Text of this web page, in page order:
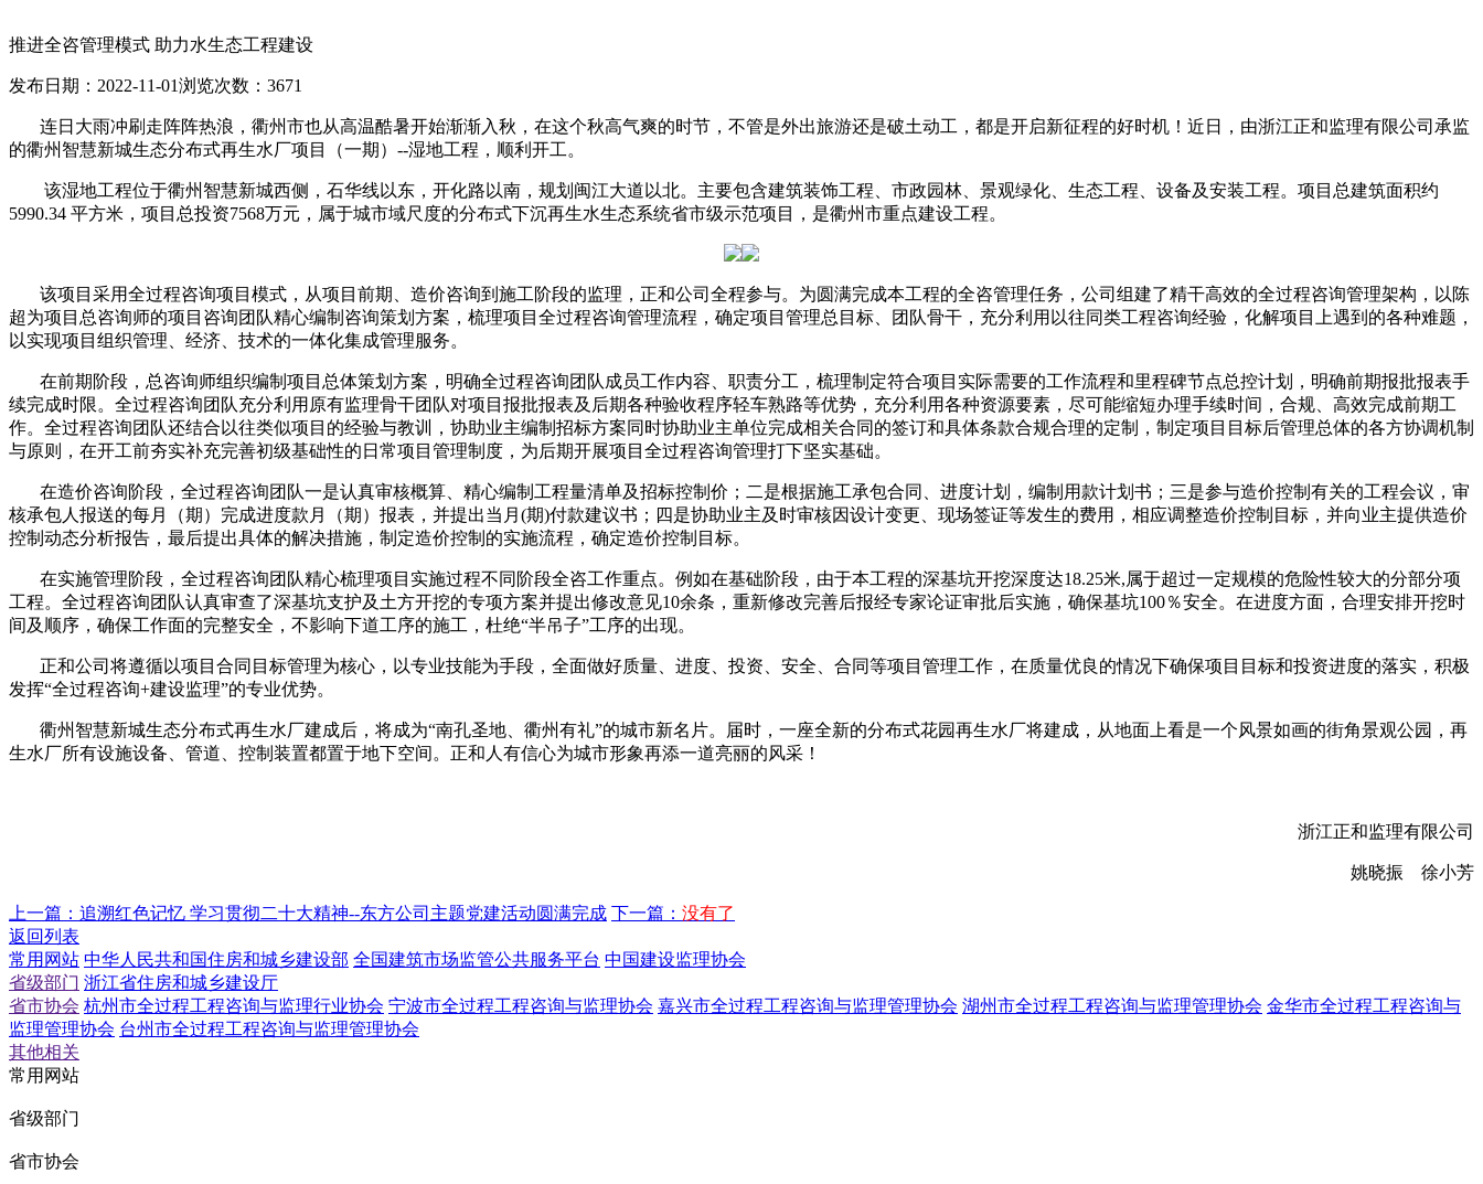
推进全咨管理模式 助力水生态工程建设
发布日期：2022-11-01浏览次数：3671
连日大雨冲刷走阵阵热浪，衢州市也从高温酷暑开始渐渐入秋，在这个秋高气爽的时节，不管是外出旅游还是破土动工，都是开启新征程的好时机！近日，由浙江正和监理有限公司承监
的衢州智慧新城生态分布式再生水厂项目（一期）--湿地工程，顺利开工。
该湿地工程位于衢州智慧新城西侧，石华线以东，开化路以南，规划闽江大道以北。主要包含建筑装饰工程、市政园林、景观绿化、生态工程、设备及安装工程。项目总建筑面积约
5990.34 平方米，项目总投资7568万元，属于城市域尺度的分布式下沉再生水生态系统省市级示范项目，是衢州市重点建设工程。
该项目采用全过程咨询项目模式，从项目前期、造价咨询到施工阶段的监理，正和公司全程参与。为圆满完成本工程的全咨管理任务，公司组建了精干高效的全过程咨询管理架构，以陈
超为项目总咨询师的项目咨询团队精心编制咨询策划方案，梳理项目全过程咨询管理流程，确定项目管理总目标、团队骨干，充分利用以往同类工程咨询经验，化解项目上遇到的各种难题，
以实现项目组织管理、经济、技术的一体化集成管理服务。
在前期阶段，总咨询师组织编制项目总体策划方案，明确全过程咨询团队成员工作内容、职责分工，梳理制定符合项目实际需要的工作流程和里程碑节点总控计划，明确前期报批报表手
续完成时限。全过程咨询团队充分利用原有监理骨干团队对项目报批报表及后期各种验收程序轻车熟路等优势，充分利用各种资源要素，尽可能缩短办理手续时间，合规、高效完成前期工
作。全过程咨询团队还结合以往类似项目的经验与教训，协助业主编制招标方案同时协助业主单位完成相关合同的签订和具体条款合规合理的定制，制定项目目标后管理总体的各方协调机制
与原则，在开工前夯实补充完善初级基础性的日常项目管理制度，为后期开展项目全过程咨询管理打下坚实基础。
在造价咨询阶段，全过程咨询团队一是认真审核概算、精心编制工程量清单及招标控制价；二是根据施工承包合同、进度计划，编制用款计划书；三是参与造价控制有关的工程会议，审
核承包人报送的每月（期）完成进度款月（期）报表，并提出当月(期)付款建议书；四是协助业主及时审核因设计变更、现场签证等发生的费用，相应调整造价控制目标，并向业主提供造价
控制动态分析报告，最后提出具体的解决措施，制定造价控制的实施流程，确定造价控制目标。
在实施管理阶段，全过程咨询团队精心梳理项目实施过程不同阶段全咨工作重点。例如在基础阶段，由于本工程的深基坑开挖深度达18.25米,属于超过一定规模的危险性较大的分部分项
工程。全过程咨询团队认真审查了深基坑支护及土方开挖的专项方案并提出修改意见10余条，重新修改完善后报经专家论证审批后实施，确保基坑100％安全。在进度方面，合理安排开挖时
间及顺序，确保工作面的完整安全，不影响下道工序的施工，杜绝“半吊子”工序的出现。
正和公司将遵循以项目合同目标管理为核心，以专业技能为手段，全面做好质量、进度、投资、安全、合同等项目管理工作，在质量优良的情况下确保项目目标和投资进度的落实，积极
发挥“全过程咨询+建设监理”的专业优势。
衢州智慧新城生态分布式再生水厂建成后，将成为“南孔圣地、衢州有礼”的城市新名片。届时，一座全新的分布式花园再生水厂将建成，从地面上看是一个风景如画的街角景观公园，再
生水厂所有设施设备、管道、控制装置都置于地下空间。正和人有信心为城市形象再添一道亮丽的风采！
浙江正和监理有限公司
姚晓振 徐小芳
上一篇： 追溯红色记忆 学习贯彻二十大精神--东方公司主题党建活动圆满完成 下一篇： 没有了
返回列表
常用网站 中华人民共和国住房和城乡建设部 全国建筑市场监管公共服务平台 中国建设监理协会
省级部门 浙江省住房和城乡建设厅
省市协会 杭州市全过程工程咨询与监理行业协会 宁波市全过程工程咨询与监理协会 嘉兴市全过程工程咨询与监理管理协会 湖州市全过程工程咨询与监理管理协会 金华市全过程工程咨询与
监理管理协会 台州市全过程工程咨询与监理管理协会
其他相关
常用网站
省级部门
省市协会